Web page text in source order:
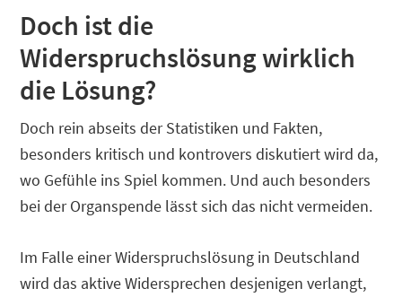
Doch ist die
Widerspruchslösung wirklich
die Lösung?
Doch rein abseits der Statistiken und Fakten,
besonders kritisch und kontrovers diskutiert wird da,
wo Gefühle ins Spiel kommen. Und auch besonders
bei der Organspende lässt sich das nicht vermeiden.
Im Falle einer Widerspruchslösung in Deutschland
wird das aktive Widersprechen desjenigen verlangt,